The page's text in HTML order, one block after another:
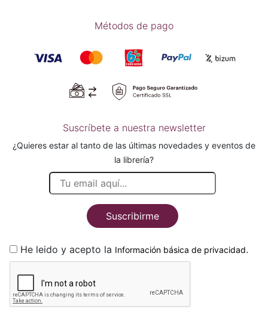
Métodos de pago
Suscríbete a nuestra newsletter
¿Quieres estar al tanto de las últimas novedades y eventos de
la librería?
Suscribirme
He leido y acepto la Información básica de privacidad.